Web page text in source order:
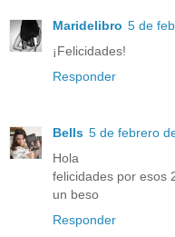
Maridelibro 5 de
¡Felicidades!
Responder
Bells 5 de febrero
Hola
felicidades por esos
un beso
Responder